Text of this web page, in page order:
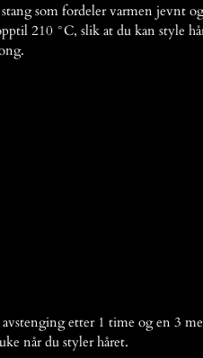
som fordeler varmen jevnt
210 °C, slik at du kan style
etter 1 time og en 3
når du styler håret.